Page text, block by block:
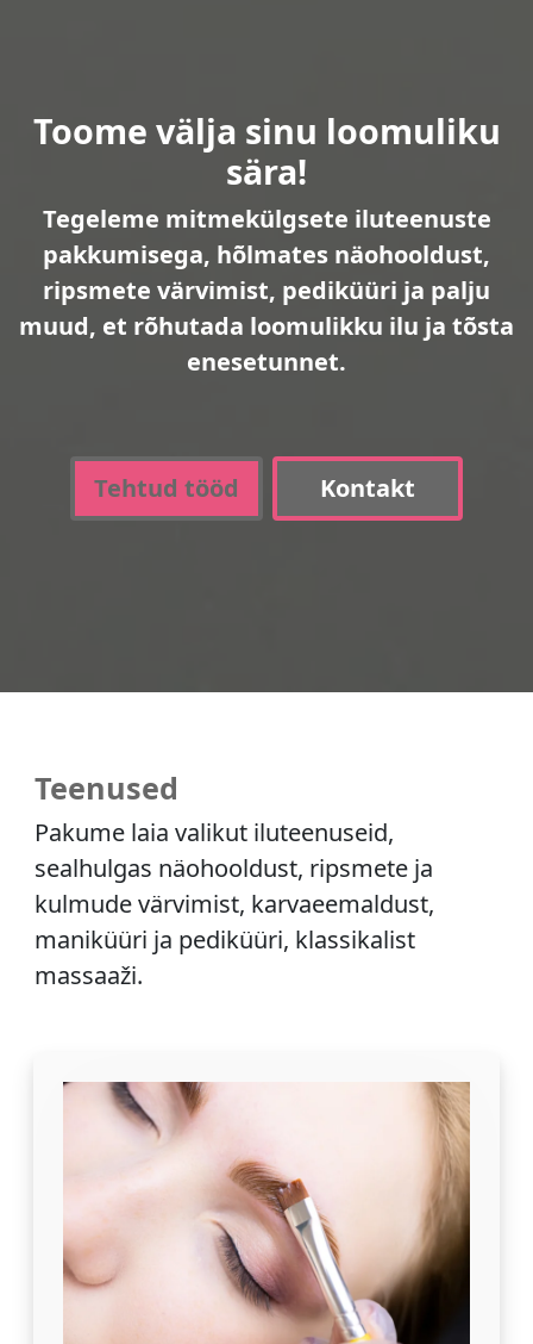
Toome välja sinu loomuliku
sära!
Tegeleme mitmekülgsete iluteenuste
pakkumisega, hõlmates näohooldust,
ripsmete värvimist, pediküüri ja palju
muud, et rõhutada loomulikku ilu ja tõsta
enesetunnet.
Tehtud tööd Kontakt
Teenused
Pakume laia valikut iluteenuseid,
sealhulgas näohooldust, ripsmete ja
kulmude värvimist, karvaeemaldust,
maniküüri ja pediküüri, klassikalist
massaaži.